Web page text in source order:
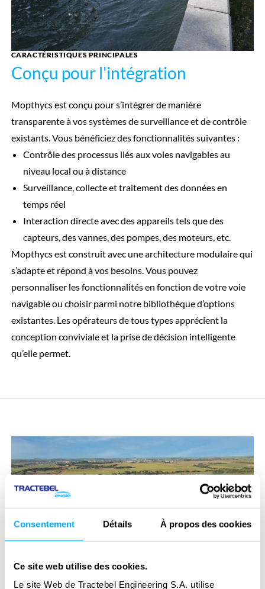
Consentement Détails À propos des cookies
Ce site web utilise des cookies.
Le site Web de Tractebel Engineering S.A. utilise
CARACTÉRISTIQUES PRINCIPALES
Conçu pour l'intégration
Mopthycs est conçu pour s’intégrer de manière
transparente à vos systèmes de surveillance et de contrôle
existants. Vous bénéficiez des fonctionnalités suivantes :
Contrôle des processus liés aux voies navigables au
niveau local ou à distance
Surveillance, collecte et traitement des données en
temps réel
Interaction directe avec des appareils tels que des
capteurs, des vannes, des pompes, des moteurs, etc.
Mopthycs est construit avec une architecture modulaire qui
s’adapte et répond à vos besoins. Vous pouvez
personnaliser les fonctionnalités en fonction de votre voie
navigable ou choisir parmi notre bibliothèque d’options
existantes. Les opérateurs de tous types apprécient la
conception conviviale et la prise de décision intelligente
qu’elle permet.